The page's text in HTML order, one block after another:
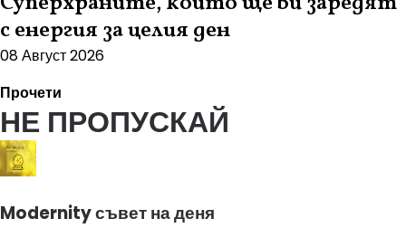
с енергия за целия ден
08 Август 2026
Прочети
НЕ ПРОПУСКАЙ
Modernity съвет на деня